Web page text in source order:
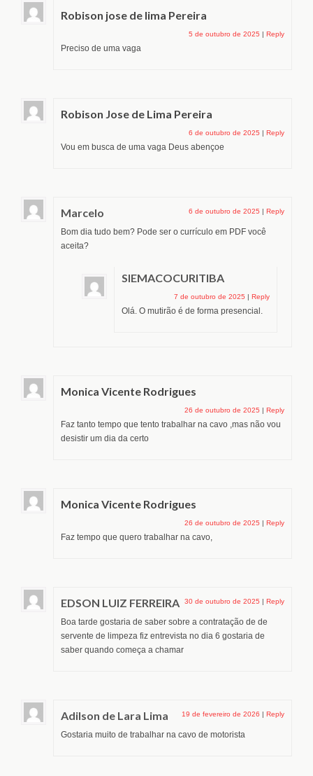
Robison jose de lima Pereira
5 de outubro de 2025 | Reply
Preciso de uma vaga
Robison Jose de Lima Pereira
6 de outubro de 2025 | Reply
Vou em busca de uma vaga Deus abençoe
Marcelo 6 de outubro de 2025 | Reply
Bom dia tudo bem? Pode ser o currículo em PDF você
aceita?
SIEMACOCURITIBA
7 de outubro de 2025 | Reply
Olá. O mutirão é de forma presencial.
Monica Vicente Rodrigues
26 de outubro de 2025 | Reply
Faz tanto tempo que tento trabalhar na cavo ,mas não vou
desistir um dia da certo
Monica Vicente Rodrigues
26 de outubro de 2025 | Reply
Faz tempo que quero trabalhar na cavo,
EDSON LUIZ FERREIRA 30 de outubro de 2025 | Reply
Boa tarde gostaria de saber sobre a contratação de de
servente de limpeza fiz entrevista no dia 6 gostaria de
saber quando começa a chamar
Adilson de Lara Lima 19 de fevereiro de 2026 | Reply
Gostaria muito de trabalhar na cavo de motorista